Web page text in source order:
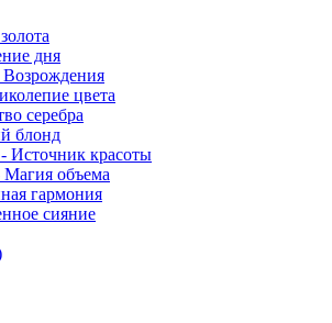
дня
цвета
серебра
блонд
Источник красоты
объема
гармония
сияние